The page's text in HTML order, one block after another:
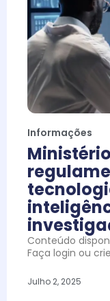
Informações
Conteúdo
Faça login ou
Julho 2, 2025